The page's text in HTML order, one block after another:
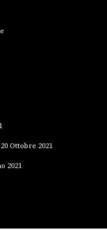
20 Ottobre 2021
2021